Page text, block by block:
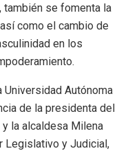
se fomenta la
como el cambio de
en los
Autónoma
de la presidenta del
la alcaldesa Milena
Legislativo y Judicial,